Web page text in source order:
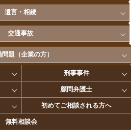
遺言・相続
交通事故
題（企業の方）
刑事事件
顧問弁護士
初めてご相談される方へ
無料相談会